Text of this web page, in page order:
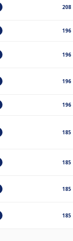
208
196
196
196
196
185
185
185
185